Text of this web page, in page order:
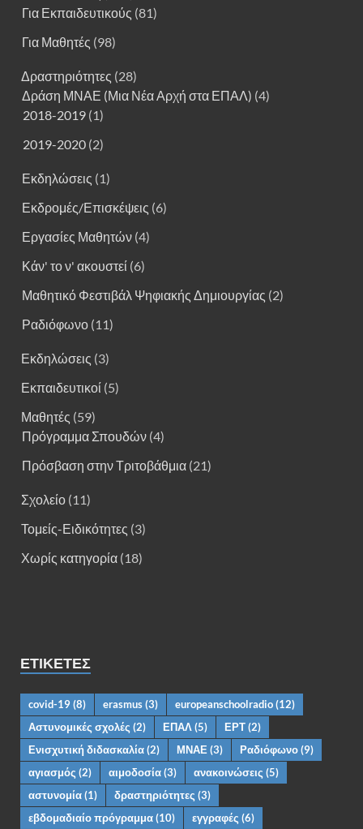
Για Εκπαιδευτικούς (81)
Για Μαθητές (98)
Δραστηριότητες (28)
Δράση ΜΝΑΕ (Μια Νέα Αρχή στα ΕΠΑΛ) (4)
2018-2019 (1)
2019-2020 (2)
Εκδηλώσεις (1)
Εκδρομές/Επισκέψεις (6)
Εργασίες Μαθητών (4)
Κάν' το ν' ακουστεί (6)
Μαθητικό Φεστιβάλ Ψηφιακής Δημιουργίας (2)
Ραδιόφωνο (11)
Εκδηλώσεις (3)
Εκπαιδευτικοί (5)
Μαθητές (59)
Πρόγραμμα Σπουδών (4)
Πρόσβαση στην Τριτοβάθμια (21)
Σχολείο (11)
Τομείς-Ειδικότητες (3)
Χωρίς κατηγορία (18)
ΕΤΙΚΈΤΕΣ
covid-19(8) erasmus(3) europeanschoolradio(12)
Αστυνομικές σχολές (2) ΕΠΑΛ (5) ΕΡΤ(2)
Ενισχυτική διδασκαλία(2) ΜΝΑΕ (3) Ραδιόφωνο(9)
αγιασμός (2) αιμοδοσία(3) ανακοινώσεις (5)
αστυνομία(1) δραστηριότητες (3)
εβδομαδιαίο πρόγραμμα(10) εγγραφές (6)